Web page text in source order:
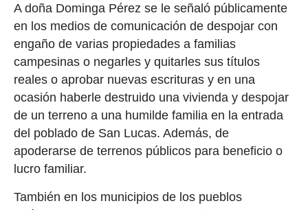
A doña Dominga Pérez se le señaló públicamente
en los medios de comunicación de despojar con
engaño de varias propiedades a familias
campesinas o negarles y quitarles sus títulos
reales o aprobar nuevas escrituras y en una
ocasión haberle destruido una vivienda y despojar
de un terreno a una humilde familia en la entrada
del poblado de San Lucas. Además, de
apoderarse de terrenos públicos para beneficio o
lucro familiar.
También en los municipios de los pueblos